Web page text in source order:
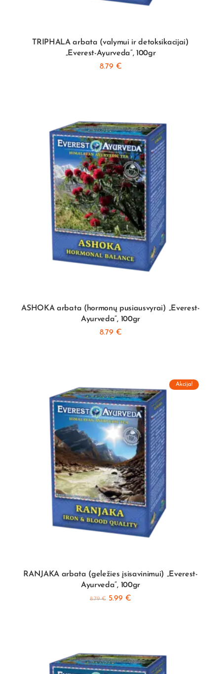
TRIPHALA arbata (valymui ir detoksikacijai)
„Everest-Ayurveda”, 100gr
8.79 €
ASHOKA arbata (hormonų pusiausvyrai) „Everest-
Ayurveda”, 100gr
8.79 €
Akcija!
RANJAKA arbata (geležies įsisavinimui) „Everest-
Ayurveda”, 100gr
8.79€ 5.99 €